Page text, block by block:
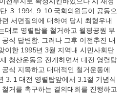
. 3. 1994, 9. 10 국회의원들이 공동으
서면질의에 대하여 당시 최형우내
대로 영렬탑을 철거하고 월평공원 부
식 답변함. 그러나 그후 이전추진 내
이한 1995년 3월 지역내 시민사회단
청산운동을 전개하면서 대전 영렬탑
식 지목하고 대대적인 철거운동에
3. 1 대전 영렬탑앞에서 3.1절 기념식
거를 촉구하는 결의대회를 진행하고